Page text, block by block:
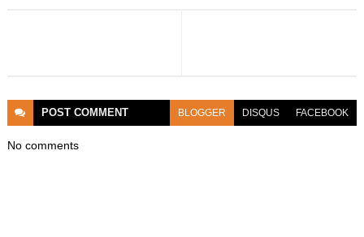
POST COMMENT BLOGGER DISQUS FACEBOOK
No comments